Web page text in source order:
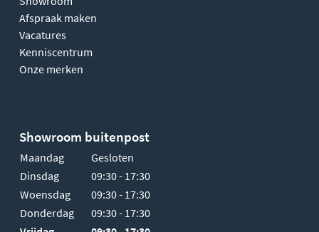
Afspraak maken
Vacatures
Kenniscentrum
Onze merken
Showroom buitenpost
Maandag
Gesloten
Dinsdag
09:30 - 17:30
Woensdag
09:30 - 17:30
Donderdag
09:30 - 17:30